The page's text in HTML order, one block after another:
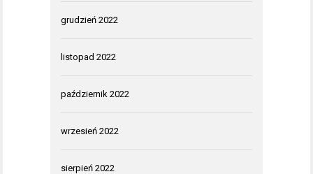
grudzień 2022
listopad 2022
październik 2022
wrzesień 2022
sierpień 2022